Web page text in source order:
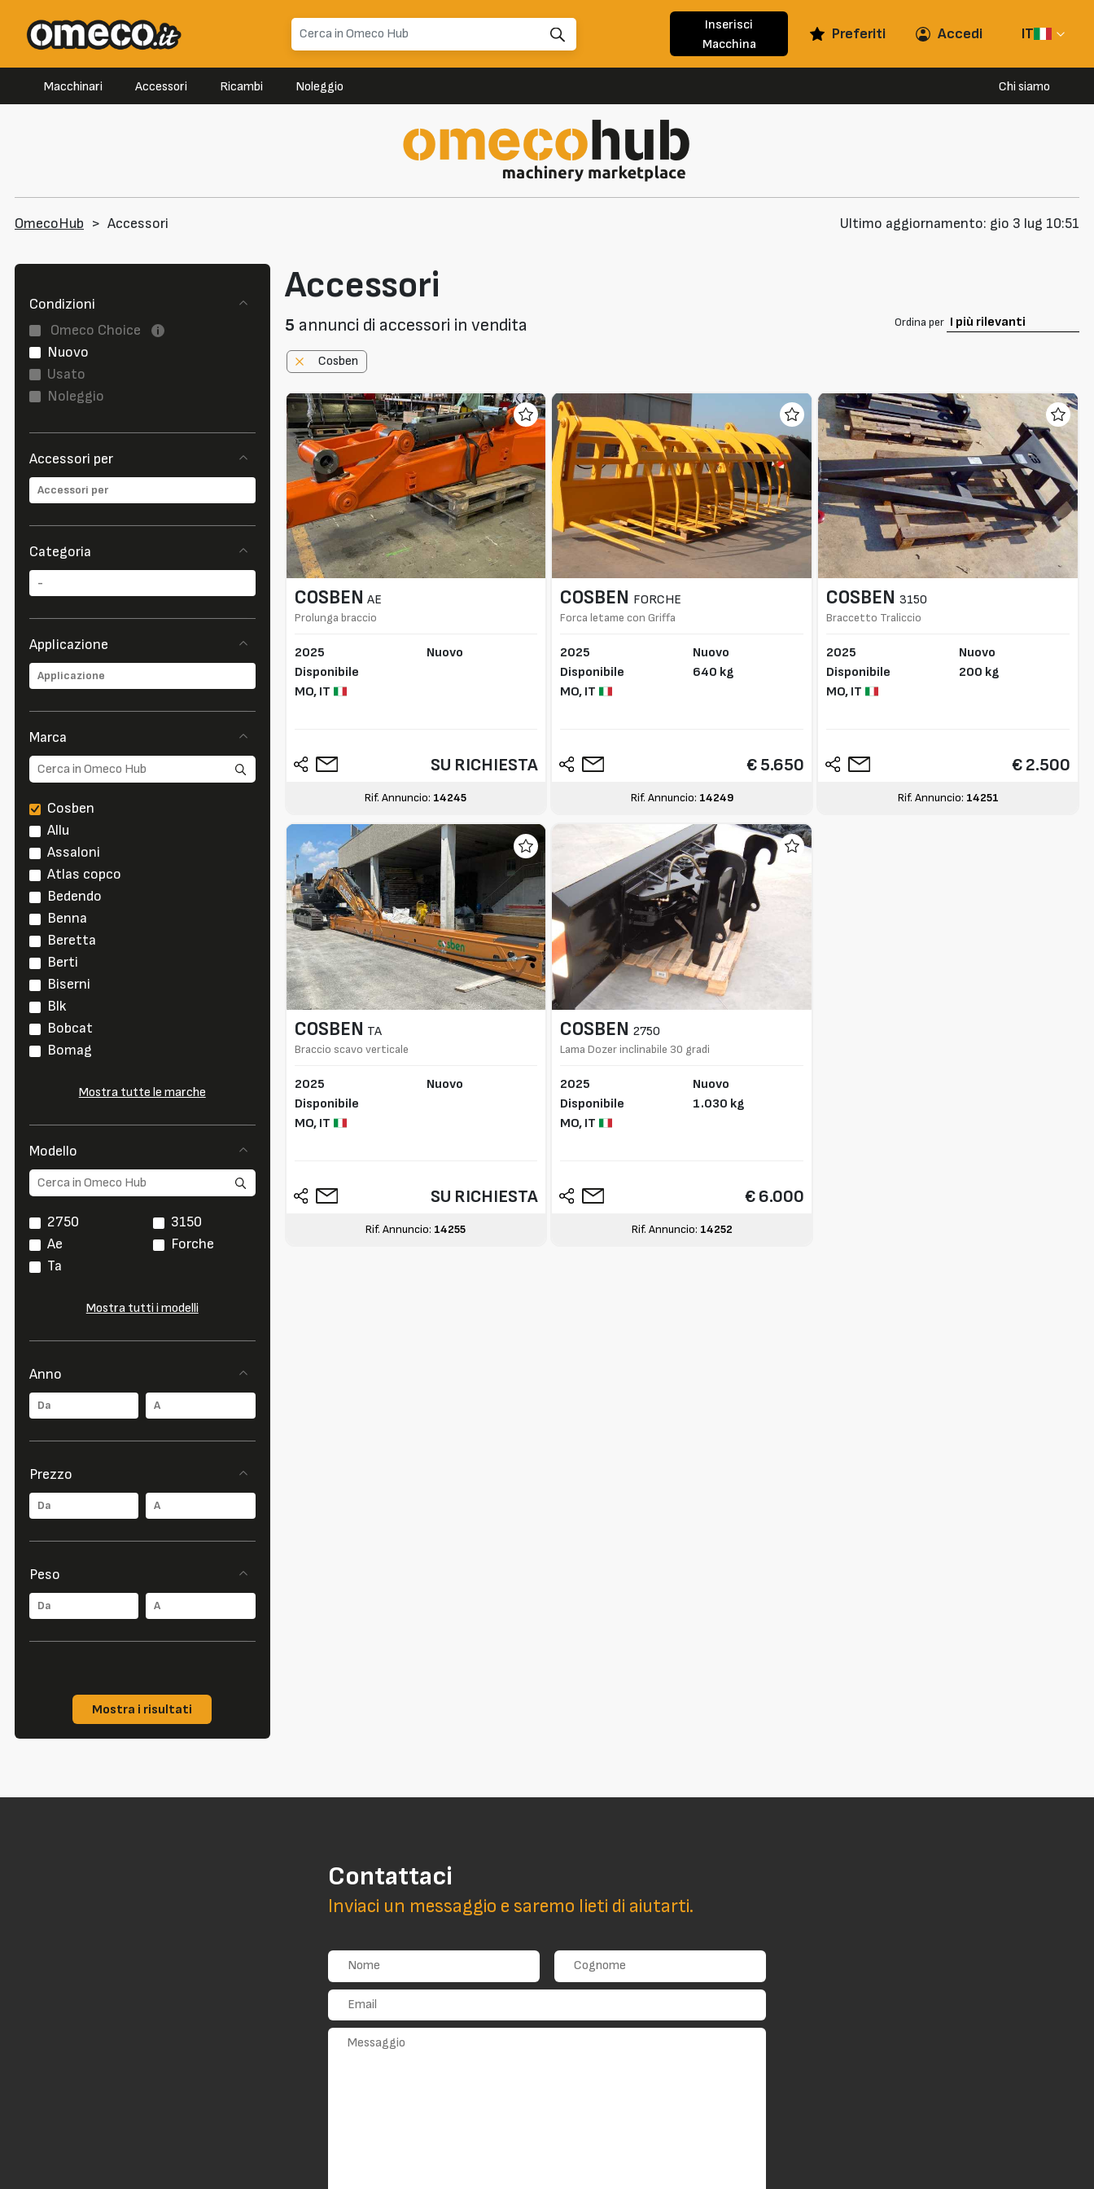
Inserisci
Macchina
Preferiti Accedi IT
Macchinari Accessori Ricambi Noleggio Chi siamo
OmecoHub > Accessori Ultimo aggiornamento: gio 3 lug 10:51
Condizioni
Omeco Choice
Nuovo
Usato
Noleggio
Accessori per
Categoria
Applicazione
Marca
Cosben
Allu
Assaloni
Atlas copco
Bedendo
Benna
Beretta
Berti
Biserni
Blk
Bobcat
Bomag
Mostra tutte le marche
Modello
2750
3150
Ae
Forche
Ta
Mostra tutti i modelli
Anno
Prezzo
Peso
Mostra i risultati
Accessori
5 annunci di accessori in vendita Ordina per
Cosben
COSBEN AE
Prolunga braccio
2025
Disponibile
MO,IT
Nuovo
SU RICHIESTA
Rif. Annuncio: 14245
COSBEN FORCHE
Forca letame con Griffa
2025
Disponibile
MO, IT
Nuovo
640 kg
€ 5.650
Rif. Annuncio: 14249
COSBEN 3150
Braccetto Traliccio
2025
Disponibile
MO, IT
Nuovo
200 kg
€ 2.500
Rif. Annuncio: 14251
COSBEN TA
Braccio scavo verticale
2025
Disponibile
MO,IT
Nuovo
SU RICHIESTA
Rif. Annuncio: 14255
COSBEN 2750
Lama Dozer inclinabile 30 gradi
2025
Disponibile
MO, IT
Nuovo
1.030 kg
€ 6.000
Rif. Annuncio: 14252
Contattaci
Inviaci un messaggio e saremo lieti di aiutarti.